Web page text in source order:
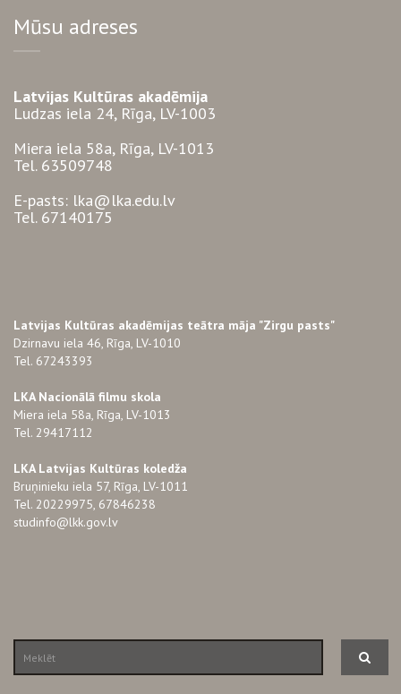
Mūsu adreses
Latvijas Kultūras akadēmija
Ludzas iela 24, Rīga, LV-1003
Miera iela 58a, Rīga, LV-1013
Tel. 63509748
E-pasts: lka@lka.edu.lv
Tel. 67140175
Latvijas Kultūras akadēmijas teātra māja "Zirgu pasts"
Dzirnavu iela 46, Rīga, LV-1010
Tel. 67243393
LKA Nacionālā filmu skola
Miera iela 58a, Rīga, LV-1013
Tel. 29417112
LKA Latvijas Kultūras koledža
Bruņinieku iela 57, Rīga, LV-1011
Tel. 20229975, 67846238
studinfo@lkk.gov.lv